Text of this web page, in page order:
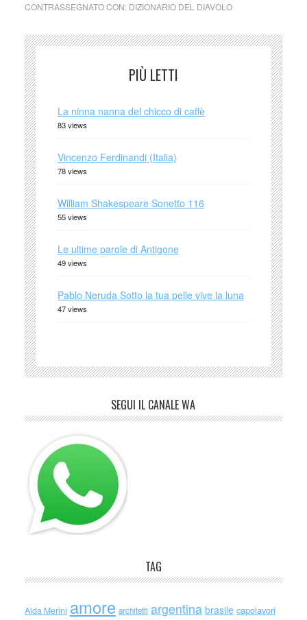
CONTRASSEGNATO CON: DIZIONARIO DEL DIAVOLO
PIÙ LETTI
La ninna nanna del chicco di caffè
83 views
Vincenzo Ferdinandi (Italia)
78 views
William Shakespeare Sonetto 116
55 views
Le ultime parole di Antigone
49 views
Pablo Neruda Sotto la tua pelle vive la luna
47 views
SEGUI IL CANALE WA
TAG
Alda Merini amore architetti argentina brasile capolavori